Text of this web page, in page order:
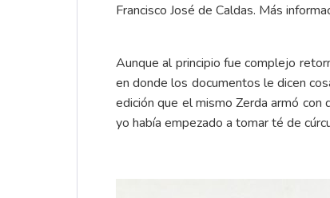
Francisco José de Caldas. Más
Aunque al principio fue complejo
en donde los documentos le dicen
edición que el mismo Zerda armó
yo había empezado a tomar té de